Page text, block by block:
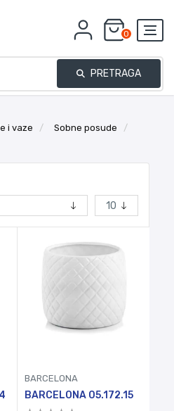
0
PRETRAGA
i vaze / Sobne posude
/
BARCELONA
BARCELONA 05.172.15